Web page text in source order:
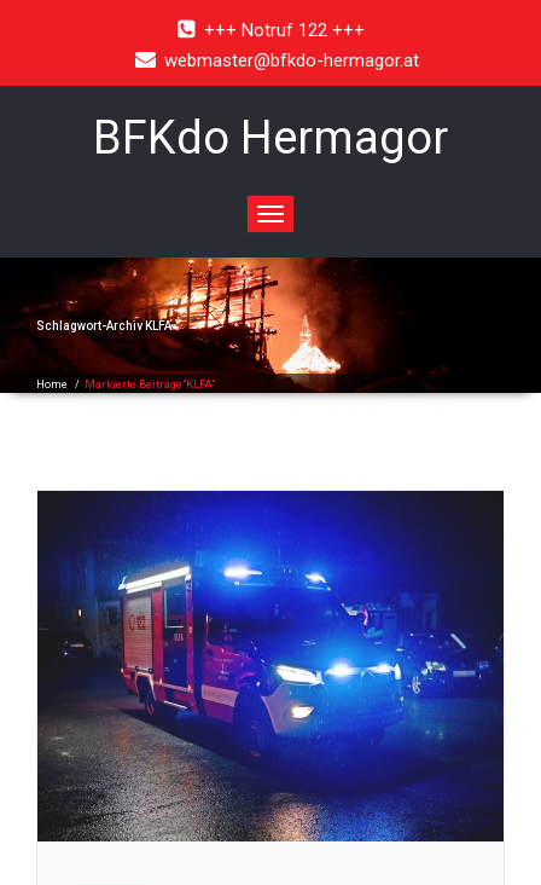
+++ Notruf 122 +++
webmaster@bfkdo-hermagor.at
BFKdo Hermagor
Toggle
navigation
Schlagwort-ArchivKLFA
Home / Markierte Beiträge"KLFA"